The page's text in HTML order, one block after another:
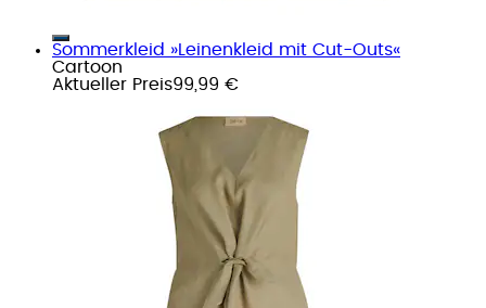
Sommerkleid »Leinenkleid mit Cut-Outs«
Cartoon
Aktueller Preis99,99 €